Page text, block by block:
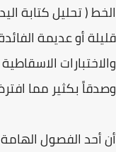
الخط ( تحليل كتابة
قليلة أو عديمة
والاختبارات
وصدقاً بكثير مما
أن أحد الفصول